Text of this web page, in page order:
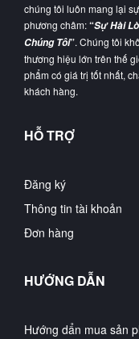
chúng tôi luôn mang lại
phương châm:“Sự Hài
Chúng Tôi”. Chúng tôi
thương hiệu lớn trên thế
phẩm có giá trị tốt nhất,
khách hàng.
HỖ TRỢ
Đăng ký
Thông tin tài khoản
Đơn hàng
HƯỚNG DẪN
Hướng dẩn mua sản